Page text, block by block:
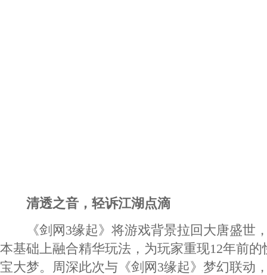
清透之音，轻诉江湖点滴
《剑网3缘起》将游戏背景拉回大唐盛世，
本基础上融合精华玩法，为玩家重现12年前
宝大梦。周深此次与《剑网3缘起》梦幻联动